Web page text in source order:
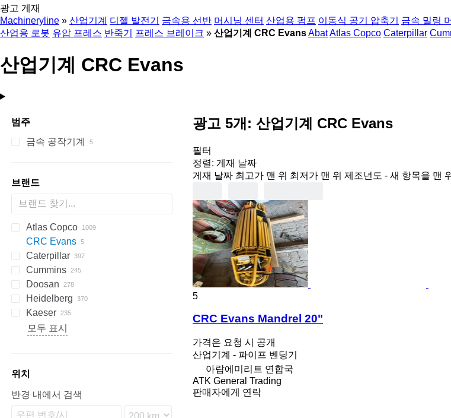
광고 게재
Machineryline » 산업기계 디젤 발전기 금속용 선반 머시닝 센터 산업용 펌프 이동식 공기 압축기 금속 밀링
산업용 로봇 유압 프레스 반죽기 프레스 브레이크 » 산업기계 CRC EvansAbatAtlas Copco Caterpillar
산업기계 CRC Evans
범주
금속 공작기계
브랜드
PDS
APD
AB
Ensis
Pega
VZ
AG3
Atlas Copco
DrillAir
E-Air
GA
LT
QAS
QAX
QEP
XAS
XATS
QAS
W series
XAS
PDP
E-series
G-series
KG
B-series
BM
BW
GFS
VT
Rover
Skipper
533
PA
Airpure
Britecpure
BySprint Fiber
CRC Evans
CK
SR
Caterpillar
120
160
315
320
330
E-series
G-series
CPS
DZ
FZ
Berlingo
Jumper
C-series
DLT
DS
H-series
Cummins
C-series
KTA
CMX
CTX
DMC
DMU
FP
KF
SC
DCA
BF
D-series
F2L912
D-series
S-series
SP
W-series
Doosan
B-series
G-series
AK
DW
DZ
DC
LHF
ORIGO
SJ
TF
VF
VSC
TF
ESE
EZG
SureColor
LBM
P-series
700-series
Concept
FDT
Transit
HB
F-Line
EM
MCM
CTF
V20
VB
DPAS
DPS
DVR
LT
PLD
AKF
ZS
RH
SE
SL
FS
EC
SL
ST
HSLX
TS
SL
H-series
HD
VB
VF
103 LO
103 SP
107-20
Heidelberg
GTO
GTP
SM
Stahlfolder
C-series
U-series
HFW
HYW
A-series
FXS
TS
Kal
Profi
EB
EU
AC
AFC
MC
PJ
HKN
VMX
FS
TS
H-series
i-Series
PW
G-series
P-series
1600
550
8010
FC
HF
KR
Kaeser
AS
SM
KKS
KK
Minarc
ZSW
Crambo
KR
D-series
FW
ES
B-series
500
E-series
DTS
LE
K-series
Shark
Junior
MH 400 P
MT
RB
HQR
VTC
Variaxis
Sprinter
LBV
UCP
Big Blue
D-series
Crysta-Apex
Aero
KNC 5 1500
CL
GE
LT
MD
Citoborma
NV
LB
GEH
V-series
OPTImill
S2R
1100 Series
Expert
CH4000
GF
FCA
ES
SM3
AMT
Kangoo
GF2
535
MDVN
SR
Olimpic
J-series
W-series
D-series
Professional
T-10
SSDP
TS
F-series
38K
900
CookieMAK
TW
820
Surfacer
RL
Deco
T-Series
VB
Proace
TNK
X-BOX
X-SOLAR
T 23F
TruLaser
T600
TL
TSC
BFT 90/3
Caddy
840
HK
Compact
G-series
LTN
DF
Hydromat
EBO 68
MZA
W-series
Quickbinder
Versant
LPG
모두 표시
위치
반경 내에서 검색
광고 5개: 산업기계 CRC Evans
필터
정렬: 게재 날짜
게재 날짜 최고가 맨 위 최저가 맨 위 제조년도 - 새 항목을 맨
5
CRC Evans Mandrel 20"
가격은 요청 시 공개
산업기계 - 파이프 벤딩기
아랍에미리트 연합국
ATK General Trading
판매자에게 연락